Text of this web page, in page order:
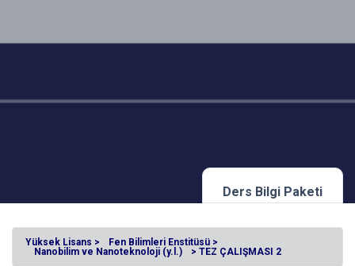
Ders Bilgi Paketi
Yüksek Lisans >
Fen Bilimleri Enstitüsü >
Nanobilim ve Nanoteknoloji (y.l.)
> TEZ ÇALIŞMASI 2